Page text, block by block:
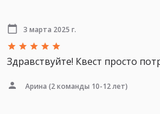
3 марта 2025 г.
Здравствуйте! Квест просто
Арина (2 команды 10-12 лет)